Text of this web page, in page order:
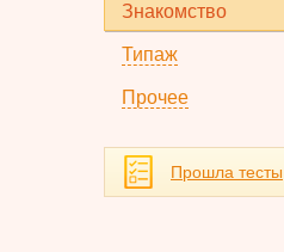
Знакомство
Типаж
Прочее
Прошла тесты